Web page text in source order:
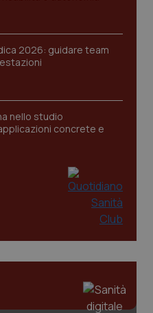
2026: guidare team
nello studio
concrete e
CookieScript
www.quotidianosanita.it
www.quotidianosanita.it
2